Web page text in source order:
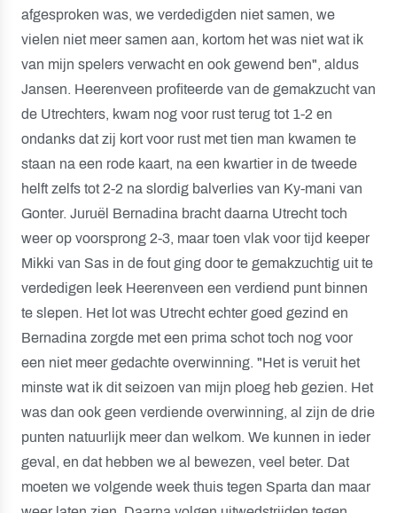
afgesproken was, we verdedigden niet samen, we
vielen niet meer samen aan, kortom het was niet wat ik
van mijn spelers verwacht en ook gewend ben", aldus
Jansen. Heerenveen profiteerde van de gemakzucht van
de Utrechters, kwam nog voor rust terug tot 1-2 en
ondanks dat zij kort voor rust met tien man kwamen te
staan na een rode kaart, na een kwartier in de tweede
helft zelfs tot 2-2 na slordig balverlies van Ky-mani van
Gonter. Juruël Bernadina bracht daarna Utrecht toch
weer op voorsprong 2-3, maar toen vlak voor tijd keeper
Mikki van Sas in de fout ging door te gemakzuchtig uit te
verdedigen leek Heerenveen een verdiend punt binnen
te slepen. Het lot was Utrecht echter goed gezind en
Bernadina zorgde met een prima schot toch nog voor
een niet meer gedachte overwinning. "Het is veruit het
minste wat ik dit seizoen van mijn ploeg heb gezien. Het
was dan ook geen verdiende overwinning, al zijn de drie
punten natuurlijk meer dan welkom. We kunnen in ieder
geval, en dat hebben we al bewezen, veel beter. Dat
moeten we volgende week thuis tegen Sparta dan maar